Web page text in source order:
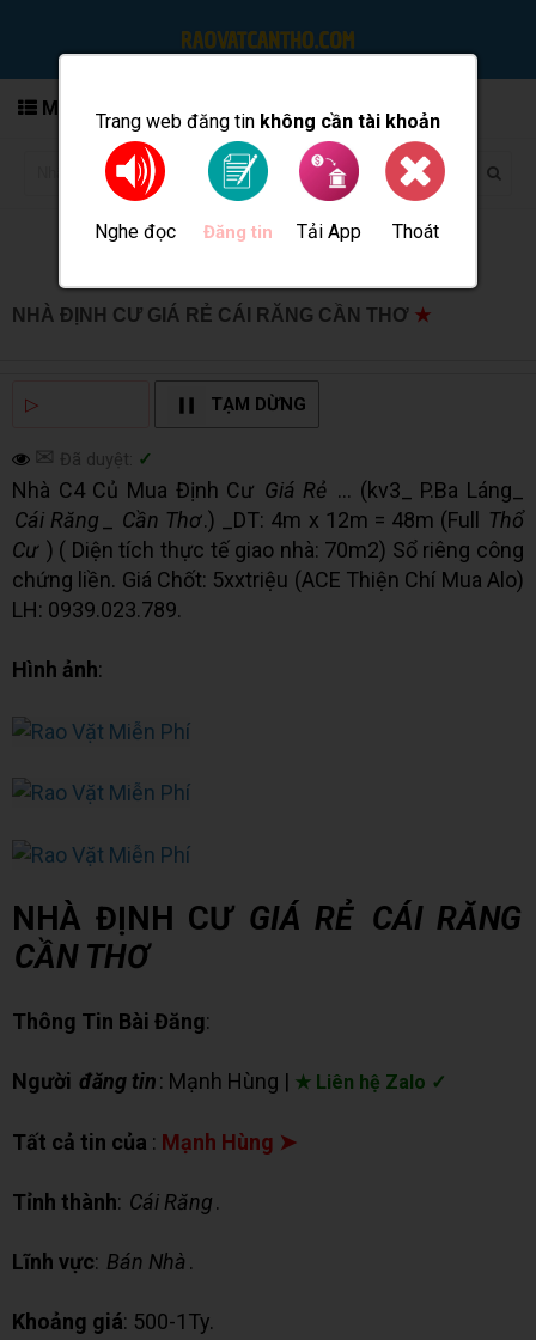
Trang web đăng tin không cần tài khoản
Nghe đọc Đăng tin Tải App Thoát
MENU
NHÀ ĐỊNH CƯ GIÁ RẺ CÁI RĂNG CẦN THƠ ★
▷ TẠM DỪNG
✉ Đã duyệt: ✓
Nhà C4 Củ Mua Định Cư Giá Rẻ ... (kv3_ P.Ba Láng_
Cái Răng
Cần Thơ.) _DT: 4m x 12m = 48m (Full
Thổ
Cư ) ( Diện tích thực tế giao nhà: 70m2) Sổ riêng công
chứng liền. Giá Chốt: 5xxtriệu (ACE Thiện Chí Mua Alo)
LH: 0939.023.789.
Hình ảnh:
NHÀ ĐỊNH CƯ GIÁ RẺ CÁI RĂNG
CẦN THƠ
Thông Tin Bài Đăng:
Người đăng tin: Mạnh Hùng | ★ Liên hệ Zalo ✓
Tất cả tin của : Mạnh Hùng ➤
Tỉnh thành: Cái Răng.
Lĩnh vực: Bán Nhà .
Khoảng giá: 500-1Ty.